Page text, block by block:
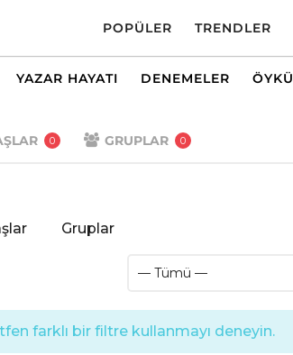
POPÜLER TRENDLER
YAZAR HAYATI DENEMELER ÖYKÜ
0 GRUPLAR 0
Gruplar
farklı bir filtre kullanmayı deneyin.